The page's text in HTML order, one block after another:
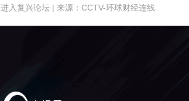
进入复兴论坛 | 来源：CCTV-环球财经连线